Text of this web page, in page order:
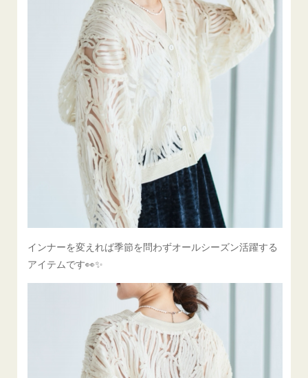
インナーを変えれば季節を問わずオールシーズン活躍する
アイテムです👀✨